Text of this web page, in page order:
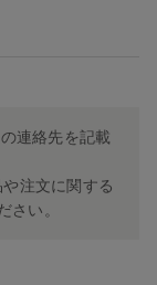
連絡先を記載
注文に関する
さい。